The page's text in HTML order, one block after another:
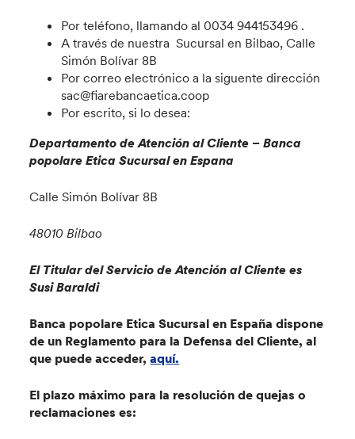
Por teléfono, llamando al 0034 944153496 .
A través de nuestra Sucursal en Bilbao, Calle
Simón Bolívar 8B
Por correo electrónico a la siguente dirección
sac@fiarebancaetica.coop
Por escrito, si lo desea:
Departamento de Atención al Cliente – Banca
popolare Etica Sucursal en Espana
Calle Simón Bolívar 8B
48010 Bilbao
El Titular del Servicio de Atención al Cliente es
Susi Baraldi
Banca popolare Etica Sucursal en España dispone
de un Reglamento para la Defensa del Cliente, al
que puede acceder,aquí.
El plazo máximo para la resolución de quejas o
reclamaciones es: